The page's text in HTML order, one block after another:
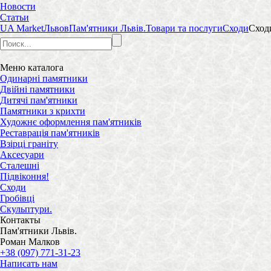
Новости
Статьи
UA MarketЛьвовПам'ятники Львів.Товари та послугиСходи
Меню каталога
Одинарні памятники
Двійні памятники
Дитячі пам'ятники
Памятники з крихти
Художнє оформлення пам'ятників
Реставрація пам'ятників
Взірці граніту
Аксесуари
Сталешні
Підвіконня!
Сходи
Гробівці
Скульптури.
Контакты
Пам'ятники Львів.
Роман Малков
+38 (097) 771-31-23
Написать нам